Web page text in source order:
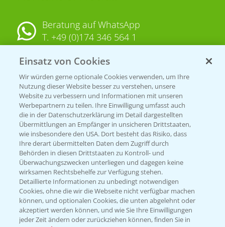
Beratung auf WhatsApp
T. +49 (0)174 346 564 1
KONTAKT
Hilfe in Notfällen
T.+49 (0)214/30-20220
Folgen Sie uns
Einsatz von Cookies
Wir würden gerne optionale Cookies verwenden, um Ihre
Nutzung dieser Website besser zu verstehen, unsere
Website zu verbessern und Informationen mit unseren
Werbepartnern zu teilen. Ihre Einwilligung umfasst auch
die in der Datenschutzerklärung im Detail dargestellten
Übermittlungen an Empfänger in unsicheren Drittstaaten,
wie insbesondere den USA. Dort besteht das Risiko, dass
Ihre derart übermittelten Daten dem Zugriff durch
Behörden in diesen Drittstaaten zu Kontroll- und
Überwachungszwecken unterliegen und dagegen keine
wirksamen Rechtsbehelfe zur Verfügung stehen.
Detaillierte Informationen zu unbedingt notwendigen
Cookies, ohne die wir die Webseite nicht verfügbar machen
können, und optionalen Cookies, die unten abgelehnt oder
akzeptiert werden können, und wie Sie Ihre Einwilligungen
jeder Zeit ändern oder zurückziehen können, finden Sie in